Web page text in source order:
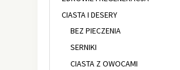
CIASTA I DESERY
BEZ PIECZENIA
SERNIKI
CIASTA Z OWOCAMI